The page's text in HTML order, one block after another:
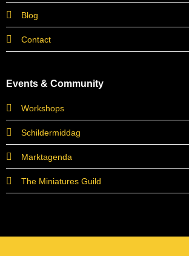
Blog
Contact
Events & Community
Workshops
Schildermiddag
Marktagenda
The Miniatures Guild